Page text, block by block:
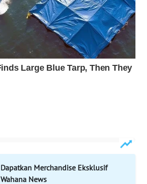
Dapatkan Merchandise Eksklusif
Wahana News